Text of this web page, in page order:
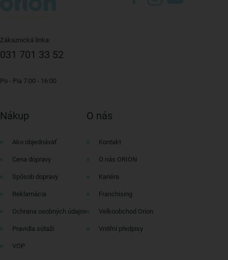
Zákaznická linka:
031 701 33 52
Po - Pia 7:00 - 16:00
Nákup
Ako objednávať
Cena dopravy
Spôsob dopravy
Reklamácia
Ochrana osobných údajov
Pravidla sútaží
VOP
O nás
Kontakt
O nás ORION
Kariéra
Franchising
Velkoobchod Orion
Vnitřní předpisy